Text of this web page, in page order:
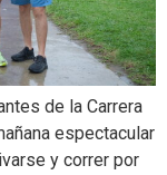
de la Carrera
espectacular
y correr por